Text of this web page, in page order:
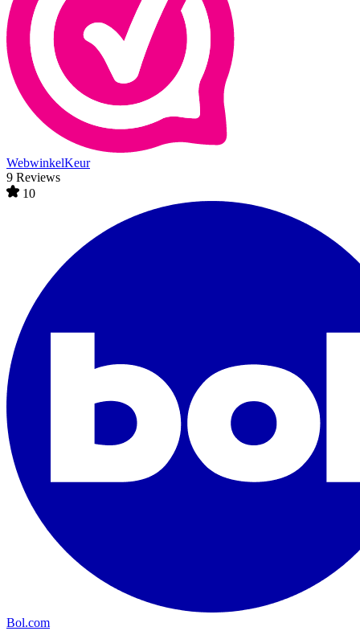
WebwinkelKeur
9 Reviews
10
Bol.com